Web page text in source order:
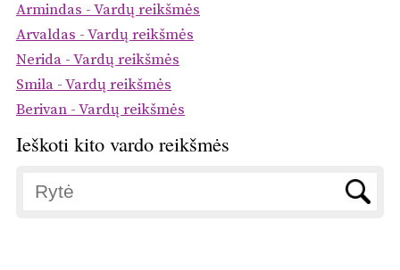
Armindas - Vardų reikšmės
Arvaldas - Vardų reikšmės
Nerida - Vardų reikšmės
Smila - Vardų reikšmės
Berivan - Vardų reikšmės
Ieškoti kito vardo reikšmės